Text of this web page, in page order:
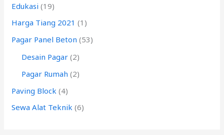
t
u
k
Edukasi (19)
Harga Tiang 2021 (1)
Pagar Panel Beton (53)
Desain Pagar (2)
Pagar Rumah (2)
Paving Block (4)
Sewa Alat Teknik (6)